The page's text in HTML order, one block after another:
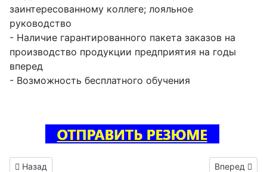
заинтересованному коллеге; лояльное
руководство
- Наличие гарантированного пакета заказов на
производство продукции предприятия на годы
вперед
- Возможность бесплатного обучения
Предыдущий: Инженер по наладке и испытаниям вакансия
Назад Следующий:
Вперед